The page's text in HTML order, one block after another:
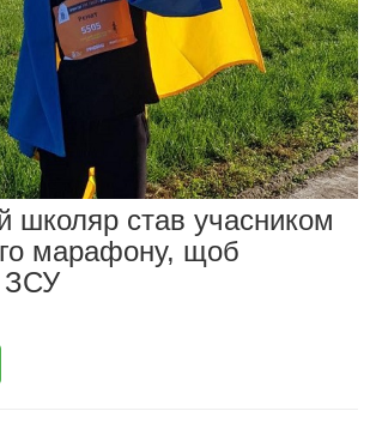
школяр став учасником
марафону, щоб
ЗСУ